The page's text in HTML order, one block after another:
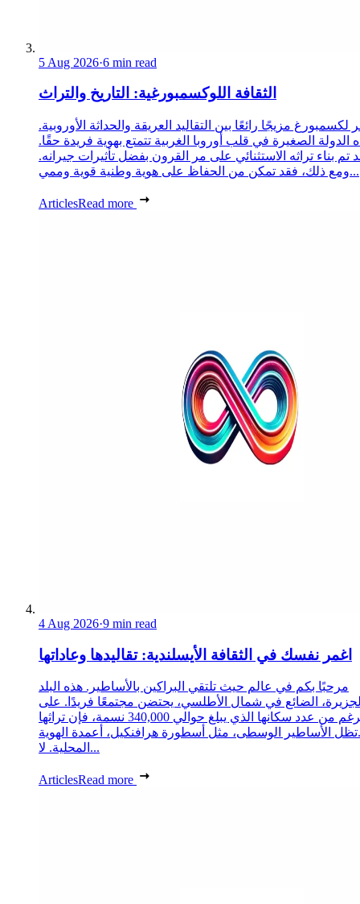
5 Aug 2026·6 min read
الثقافة اللوكسمبورغية: التاريخ والتراث
لكسمبورغ مزيجًا رائعًا بين التقاليد العريقة والحداثة الأوروبية.
الدولة الصغيرة في قلب أوروبا الغربية تتمتع بهوية فريدة حقًا.
تم بناء تراثه الاستثنائي على مر القرون بفضل تأثيرات جيرانه.
ومع ذلك، فقد تمكن من الحفاظ على هوية وطنية قوية وممي...
ArticlesRead more
4 Aug 2026·9 min read
اغمر نفسك في الثقافة الأيسلندية: تقاليدها وعاداتها
مرحبًا بكم في عالم حيث تلتقي البراكين بالأساطير. هذه البلد
الضائع في شمال الأطلسي، يحتضن مجتمعًا فريدًا. على
الرغم من عدد سكانها الذي يبلغ حوالي 340,000 نسمة، فإن تراثها
الأساطير الوسطى، مثل أسطورة هرافنكيل، أعمدة الهوية
المحلية. لا...
ArticlesRead more